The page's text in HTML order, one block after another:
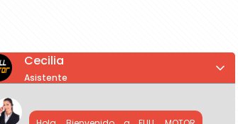
Cecilia
Asistente